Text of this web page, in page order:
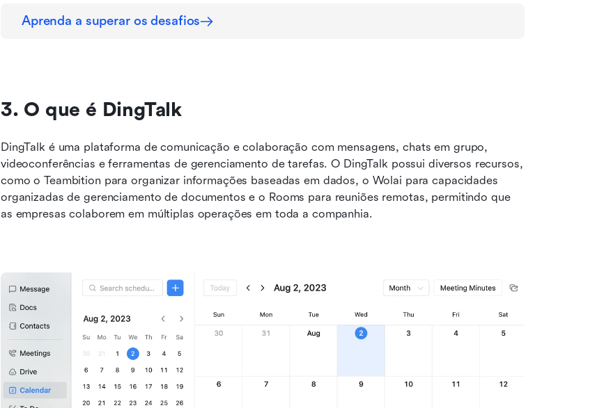
Aprenda a superar os desafios
3. O que é DingTalk
DingTalk é uma plataforma de comunicação e colaboração com mensagens, chats em grupo,
videoconferências e ferramentas de gerenciamento de tarefas. O DingTalk possui diversos recursos,
como o Teambition para organizar informações baseadas em dados, o Wolai para capacidades
organizadas de gerenciamento de documentos e o Rooms para reuniões remotas, permitindo que
as empresas colaborem em múltiplas operações em toda a companhia.